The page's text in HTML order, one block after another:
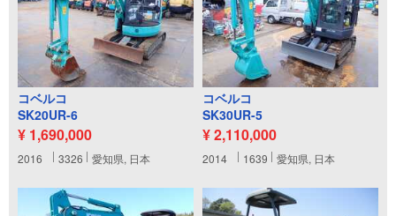
コベルコ
SK20UR-6
¥ 1,690,000
2016 3326 愛知県, 日本
コベルコ
SK30UR-5
¥ 2,110,000
2014 1639 愛知県, 日本